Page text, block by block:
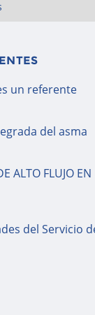
un referente
del asma
ALTO FLUJO
del Servicio